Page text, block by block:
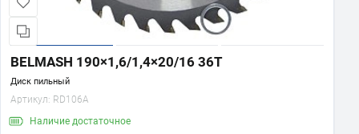
BELMASH 190×1,6/1,4×20/16 36Т
Диск пильный
Артикул: RD106A
Наличие достаточное